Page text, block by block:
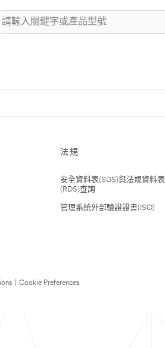
法規
安全資料表(SDS)與法規資料表
(RDS)查詢
管理系統外部驗證證書(ISO)
Cookie Preferences